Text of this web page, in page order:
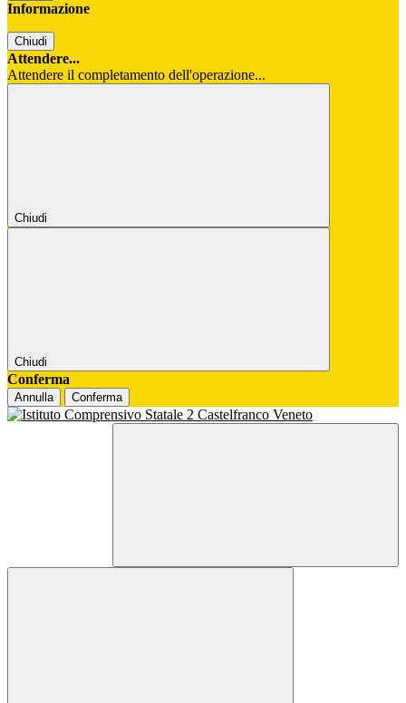
Informazione
Chiudi
Attendere...
Attendere il completamento dell'operazione...
Chiudi
Chiudi
Conferma
Annulla Conferma